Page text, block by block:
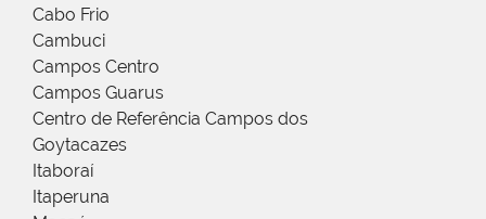
Cabo Frio
Cambuci
Campos Centro
Campos Guarus
Centro de Referência Campos dos
Goytacazes
Itaboraí
Itaperuna